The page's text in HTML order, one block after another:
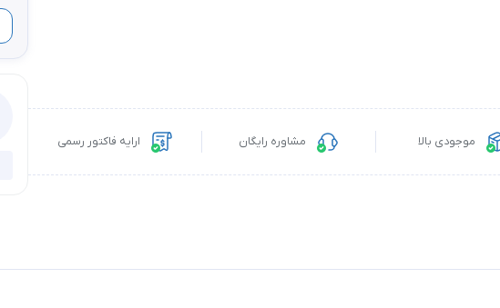
موجودی بالا مشاوره رایگان ارایه فاکتور رسمی